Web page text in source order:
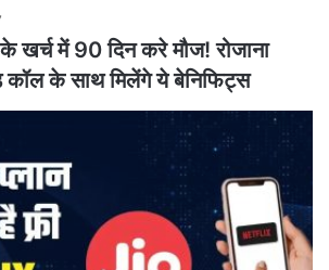
खर्च में 90 दिन करे मौज! रोजाना
के साथ मिलेंगे ये बेनिफिट्स